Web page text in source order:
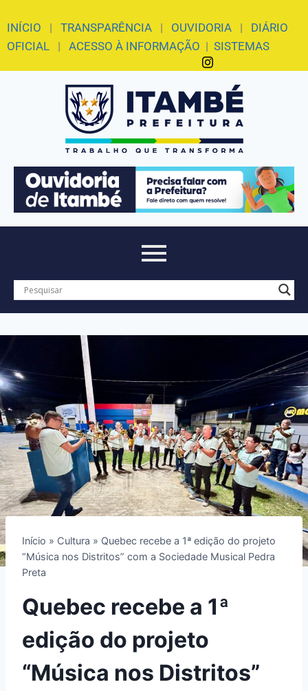
INÍCIO | TRANSPARÊNCIA | OUVIDORIA | DIÁRIO
OFICIAL | ACESSO À INFORMAÇÃO | SISTEMAS
Início » Cultura » Quebec recebe a 1ª edição do projeto
“Música nos Distritos” com a Sociedade Musical Pedra
Preta
Quebec recebe a 1ª
edição do projeto
“Música nos Distritos”